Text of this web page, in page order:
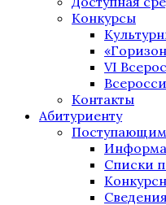
Конкурсы
VI
Контакты
Абитуриенту
Поступающим
Списки